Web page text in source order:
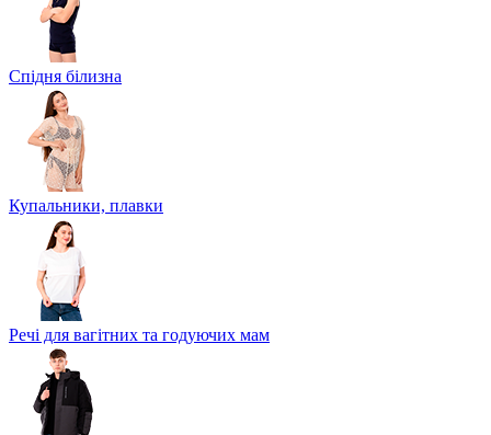
Спідня білизна
Купальники, плавки
Речі для вагітних та годуючих мам